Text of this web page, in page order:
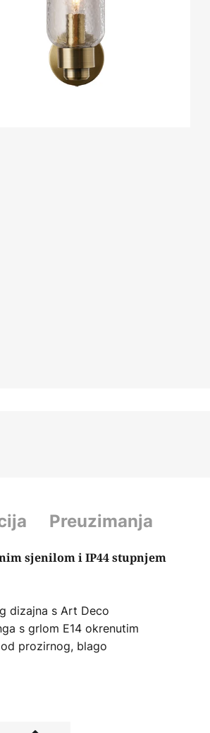
Preuzimanja
sjenilom i IP44 stupnjem
dizajna s Art Deco
s grlom E14 okrenutim
prozirnog, blago
zaštite, savršena je za
izgleda posebno lijepo s
žarne niti. Žarulja nije